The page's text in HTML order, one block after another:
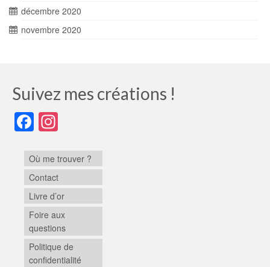
décembre 2020
novembre 2020
Suivez mes créations !
Facebook
Où me trouver ?
Contact
Livre d’or
Foire aux
questions
Politique de
confidentialité